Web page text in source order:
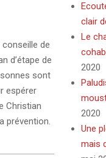
de
d’étape de
sont
espérer
Christian
prévention.
clair
Le
2020
2020
Une
mais